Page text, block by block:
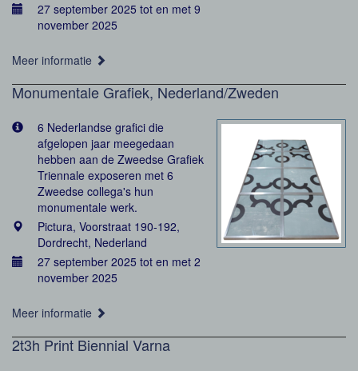
27 september 2025 tot en met 9
november 2025
Meer informatie
Monumentale Grafiek, Nederland/Zweden
6 Nederlandse grafici die
afgelopen jaar meegedaan
hebben aan de Zweedse Grafiek
Triennale exposeren met 6
Zweedse collega's hun
monumentale werk.
Pictura, Voorstraat 190-192,
Dordrecht, Nederland
27 september 2025 tot en met 2
november 2025
Meer informatie
2t3h Print Biennial Varna